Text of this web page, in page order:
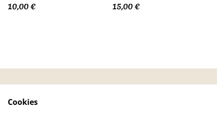
10,00 €
15,00 €
Cookies